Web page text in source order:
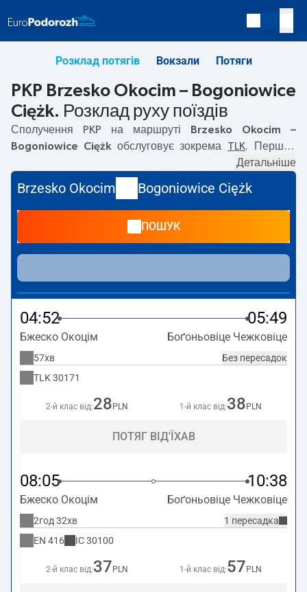
Розклад потягів Вокзали Потяги
PKP Brzesko Okocim – Bogoniowice
Ciężk. Розклад руху поїздів
Сполучення PKP на маршруті
Brzesko Okocim –
Bogoniowice Ciężk обслуговує зокрема TLK. Перший
з вокзалу PKP Brzesko
19:03. Найшвидший маршрут пропонує потяг без
пересадокKARPATY
. Подорож цим потягом триває
Brzesko Okocim
курсують також інші потяги:EN, IC Intercity—
пропонують нижчу ціну квитка і зазвичай довший час
подорожі. Потяг завершує маршрут на станції
Bogoniowice Ciężk.
Детальніше
Brzesko Okocim Bogoniowice Ciężk
ПОШУК
04:52 05:49
Бжеско Окоцім Боґоньовіце Чежковіце
Без пересадок
57хв
TLK 30171
2-й клас від:28 PLN 1-й клас від:38 PLN
ПОТЯГ ВІД'ЇХАВ
08:05 10:38
Бжеско Окоцім Боґоньовіце Чежковіце
1 пересадка
2год 32хв
EN 416 IC30100
2-й клас від:37 PLN 1-й клас від:57 PLN